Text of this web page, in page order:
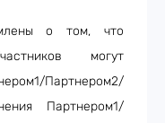
о том, что
могут
Партнером2/
Партнером1/